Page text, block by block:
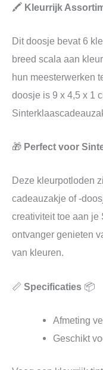
🖍️ Kleurrijk
Dit doosje bevat 6
breed scala aan
hun meesterwerken
doosje is 9 x 4,5 x 1
🎁 Perfect voor
Deze kleurpotloden
cadeauzakje of -
creativiteit toe aan je
ontvanger genieten
van kleuren.
📏 Specificaties 📦
Afmeting
Geschikt